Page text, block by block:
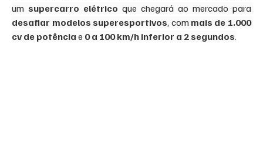
um supercarro elétrico
que chegará ao mercado para
desafiar modelos superesportivos, com mais de 1.000
cv de potência e 0 a 100 km/h inferior a 2 segundos.